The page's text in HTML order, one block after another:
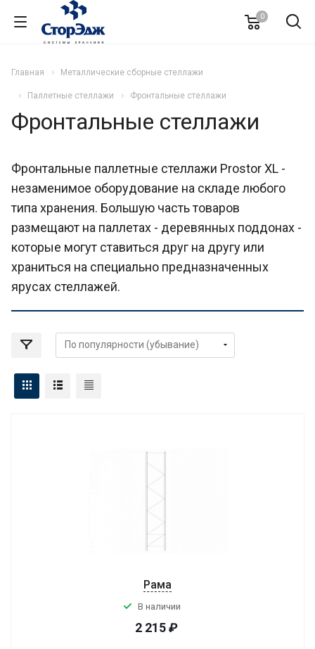
0
Главная Металлические сборные стеллажи
Паллетные стеллажи Фронтальные стеллажи
Фронтальные стеллажи
Фронтальные паллетные стеллажи Prostor XL -
незаменимое оборудование на складе любого
типа хранения. Большую часть товаров
размещают на паллетах - деревянных поддонах -
которые могут ставиться друг на другу или
храниться на специально предназначенных
ярусах стеллажей.
Рама
В наличии
2 215₽